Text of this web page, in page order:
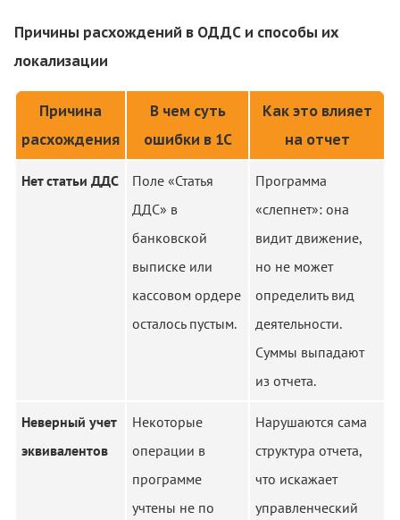
Причины расхождений в ОДДС и способы их
локализации
Причина
расхождения
В чем суть
ошибки в 1С
Как это влияет
на отчет
Нет статьи ДДС
Поле «Статья
ДДС» в
банковской
выписке или
кассовом ордере
осталось пустым.
Программа
«слепнет»: она
видит движение,
но не может
определить вид
деятельности.
Суммы выпадают
из отчета.
Неверный учет
эквивалентов
Некоторые
операции в
программе
учтены не по
Нарушаются сама
структура отчета,
что искажает
управленческий